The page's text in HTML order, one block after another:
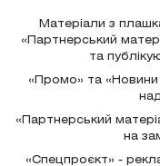
Матеріали з
«Партнерський
та
«Промо» та «Новини
«Партнерський
на
«Спецпроєкт» -